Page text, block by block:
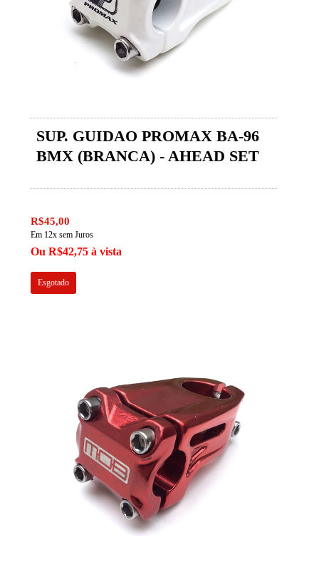
SUP. GUIDAO PROMAX BA-96
BMX (BRANCA) - AHEAD SET
R$45,00
Em 12x sem Juros
Ou R$42,75 à vista
Esgotado